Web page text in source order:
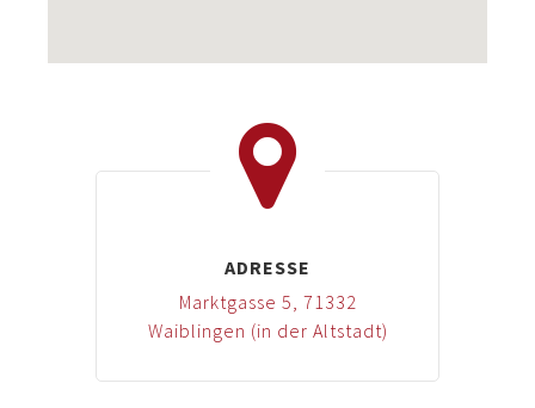
ADRESSE
Marktgasse 5, 71332
Waiblingen (in der Altstadt)